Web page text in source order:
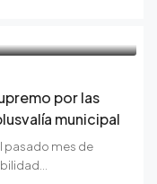
por las
municipal
pasado mes de